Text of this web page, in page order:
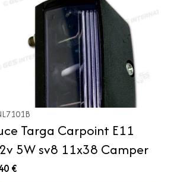
Targa Carpoint E11
5W sv8 11x38 Camper
€